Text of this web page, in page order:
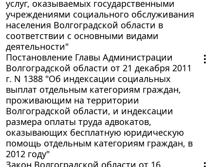
услуг, оказываемых государственными
учреждениями социального обслуживания
населения Волгоградской области в
соответствии с основными видами
деятельности"
Постановление Главы Администрации
Волгоградской области от 21 декабря 2011
г. N 1388 "Об индексации социальных
выплат отдельным категориям граждан,
проживающим на территории
Волгоградской области, и индексации
размера оплаты труда адвокатов,
оказывающих бесплатную юридическую
помощь отдельным категориям граждан, в
2012 году"
Закон Волгоградской области от 16